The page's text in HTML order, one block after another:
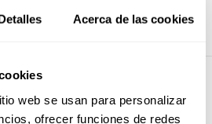
Acerca de las cookies
web se usan para personalizar
ofrecer funciones de redes